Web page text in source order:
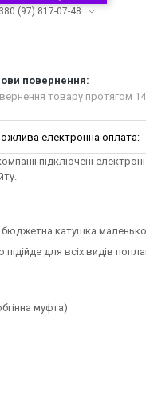
(97) 817-07-48
товару протягом 14
підключені
бюджетна катушка
для всіх видів
муфта)